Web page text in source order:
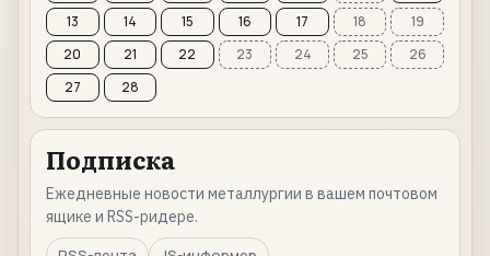
13
14 15 16 17 18
19
20
21 22 23 24 25
26
27
28
Подписка
Ежедневные новости металлургии в вашем почтовом
ящике и RSS-ридере.